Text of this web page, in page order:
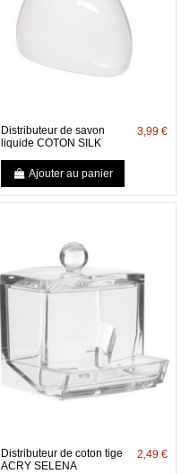
Distributeur de savon
liquide COTON SILK
3,99 €
Ajouter au panier
Distributeur de coton tige
ACRY SELENA
2,49 €